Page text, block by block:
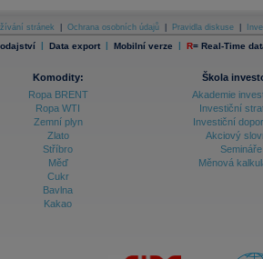
stránek Ochrana osobních údajů Pravidla diskuse
| Data export | Mobilní verze | R= Real-Time
Komodity:
Ropa BRENT
Ropa WTI
Zemní plyn
Zlato
Stříbro
Měď
Cukr
Bavlna
Kakao
Škola
Akademie
Investiční
Investiční
Akciový
Semináře
Měnová